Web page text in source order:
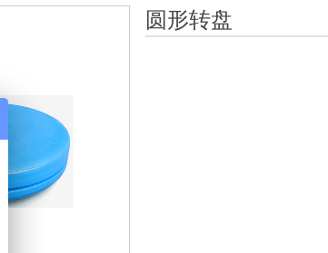
圆形转盘